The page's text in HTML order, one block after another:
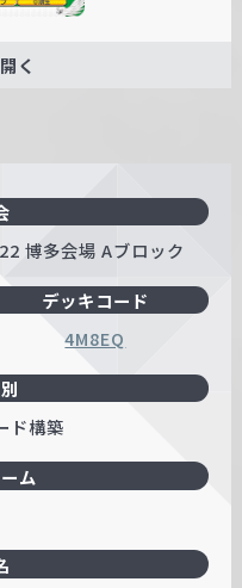
く
博多会場 Aブロック
ム
デッキコード
4M8EQ
ド構築